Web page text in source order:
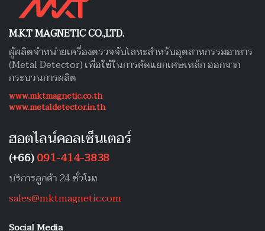
M.K.T MAGNETIC CO.,LTD.
ผู้ผลิตจำหน่ายเครื่องตรวจจับโลหะสำหรับอุตสาหกรรมอาหาร
(Metal Detector) เพื่อใช้ในการคัดแยกเศษเหล็ก ออกจาก
กระบวนการผลิต
www.mktmagnetic.co.th
www.metaldetector.in.th
ฮอตไลน์คอลเซ็นเตอร์
(+66)091-414-3838
บริการลูกค้า 24 ชั่วโมง
sales@mktmagnetic.com
Social Media